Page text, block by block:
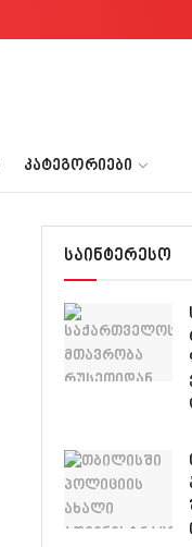
ᲙᲐᲢᲔᲒᲝᲠᲘᲔᲑᲘ
საინტერესო